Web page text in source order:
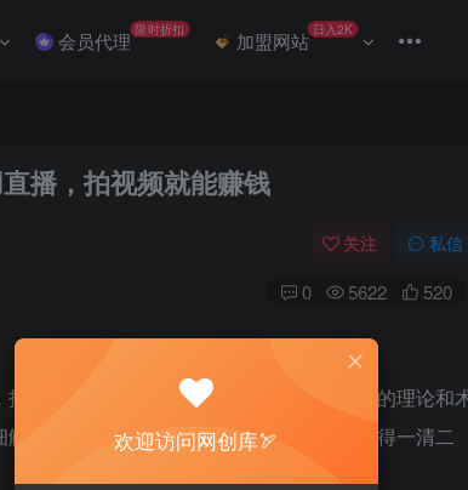
会员代理 限时折扣 加盟网站 日入2K
播，拍视频就能赚钱
关注 私信
0 5622 520
视频就能赚钱。课程通俗易懂，没有高深的理论和
读非常适合小白，全面系统，从头到尾将得一清二
欢迎访问网创库🏹